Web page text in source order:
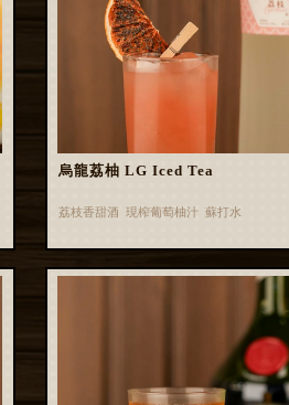
烏龍荔柚 LG Iced Tea
荔枝香甜酒 現榨葡萄柚汁 蘇打水